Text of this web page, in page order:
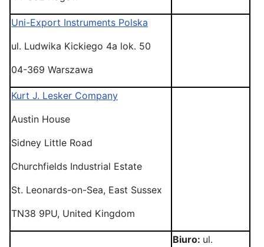
Uni-Export Instruments Polska
ul. Ludwika Kickiego 4a lok. 50
04-369 Warszawa
Kurt J. Lesker Company
Austin House
Sidney Little Road
Churchfields Industrial Estate
St. Leonards-on-Sea, East Sussex
TN38 9PU, United Kingdom
Biuro: ul.